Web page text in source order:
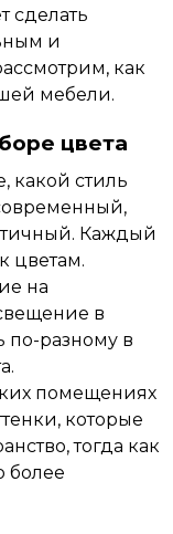
сделать
и
как
мебели.
цвета
какой стиль
Каждый
цветам.
на
в
по-разному в
помещениях
которые
тогда как
более